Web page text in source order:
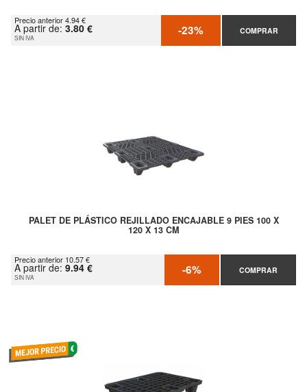
Precio anterior 4.94 €
A partir de: 3.80 €
SIN IVA -23% COMPRAR
PALET DE PLÁSTICO REJILLADO ENCAJABLE 9 PIES 100 X
120 X 13 CM
Precio anterior 10.57 €
A partir de: 9.94 €
SIN IVA -6% COMPRAR